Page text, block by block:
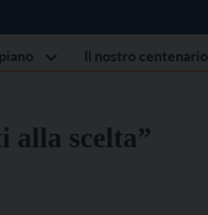
Il nostro centenario
alla scelta”